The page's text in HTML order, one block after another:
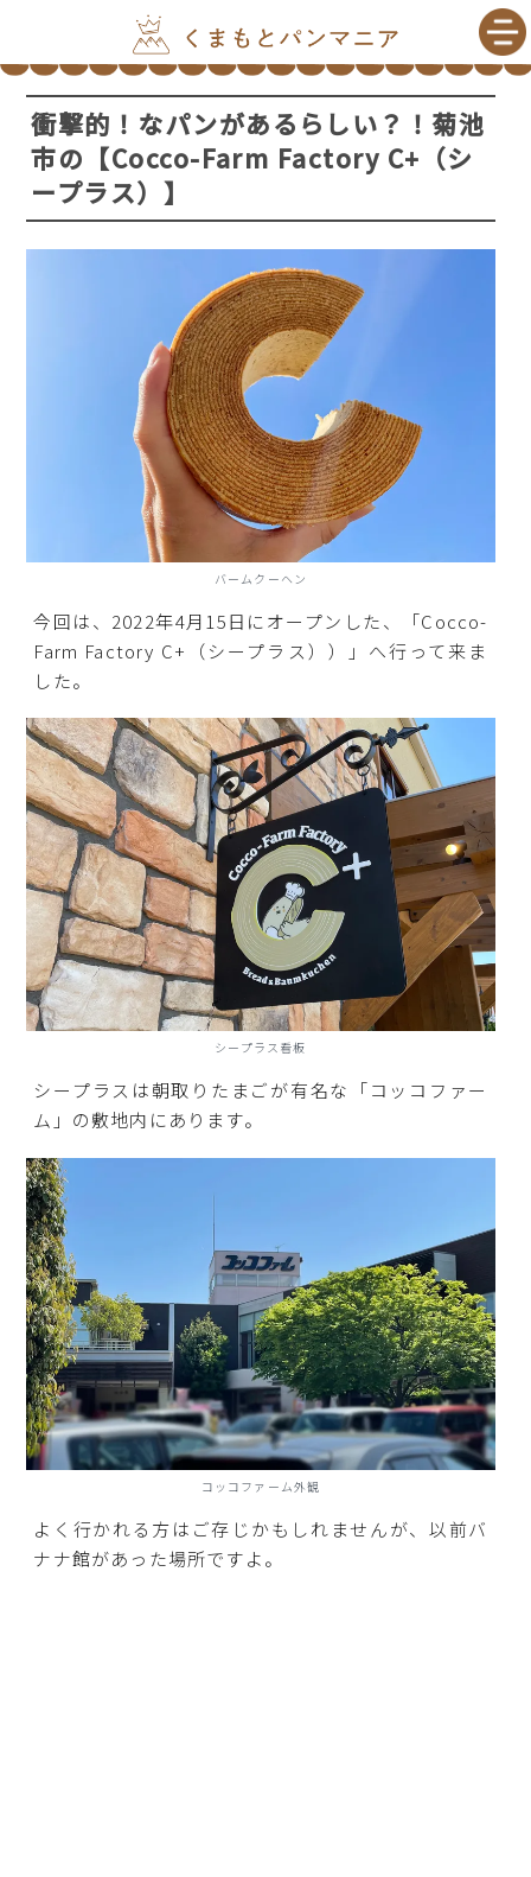
衝撃的！なパンがあるらしい？！菊池
市の【Cocco-Farm Factory C+（シ
ープラス）】
バームクーヘン
今回は、2022年4月15日にオープンした、「Cocco-
Farm Factory C+（シープラス））」へ行って来ま
した。
シープラス看板
シープラスは朝取りたまごが有名な「コッコファー
ム」の敷地内にあります。
コッコファーム外観
よく行かれる方はご存じかもしれませんが、以前バ
ナナ館があった場所ですよ。